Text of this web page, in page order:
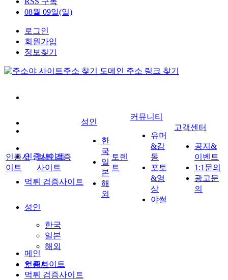
08월 09일(일)
로그인
회원가입
정보찾기
인증사이트
먹튀 검증사이트
성인
한국
일본
해외
토렌트
인증사
이트
먹튀 검증
사이트
성인
한
국
일
본
해
외
토렌
트
커뮤니티
유머
&감
동
포토
&영
상
야썰
고객센터
공지&
이벤트
1:1문의
광고문
의
메인
인증사이트
먹튀 검증사이트